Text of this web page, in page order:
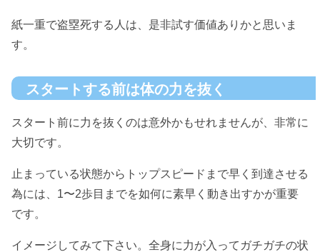
紙一重で盗塁死する人は、是非試す価値ありかと思いま
す。
スタートする前は体の力を抜く
スタート前に力を抜くのは意外かもせれませんが、非常に
大切です。
止まっている状態からトップスピードまで早く到達させる
為には、1〜2歩目までを如何に素早く動き出すかが重要
です。
イメージしてみて下さい。全身に力が入ってガチガチの状